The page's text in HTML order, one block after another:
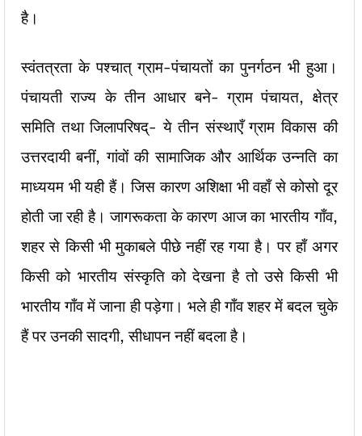
है।
स्वंतत्रता के पश्चात् ग्राम-पंचायतों का पुनर्गठन भी हुआ।
पंचायती राज्य के तीन आधार बने- ग्राम पंचायत, क्षेत्र
समिति तथा जिलापरिषद्- ये तीन संस्थाएँ ग्राम विकास की
उत्तरदायी बनीं, गांवों की सामाजिक और आर्थिक उन्नति का
माध्ययम भी यही हैं। जिस कारण अशिक्षा भी वहाँ से कोसो दूर
होती जा रही है। जागरूकता के कारण आज का भारतीय गाँव,
शहर से किसी भी मुकाबले पीछे नहीं रह गया है। पर हाँ अगर
किसी को भारतीय संस्कृति को देखना है तो उसे किसी भी
भारतीय गाँव में जाना ही पड़ेगा। भले ही गाँव शहर में बदल चुके
हैं पर उनकी सादगी, सीधापन नहीं बदला है।